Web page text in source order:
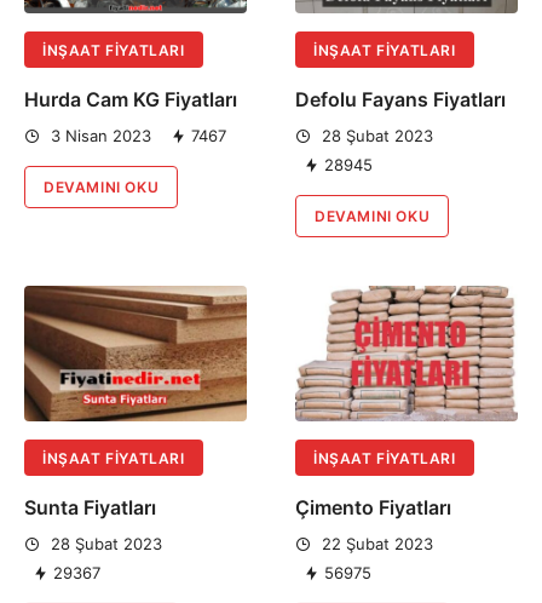
İNŞAAT FIYATLARI
Hurda Cam KG Fiyatları
3 Nisan 2023 7467
DEVAMINI OKU
İNŞAAT FIYATLARI
Defolu Fayans Fiyatları
28 Şubat 2023
28945
DEVAMINI OKU
İNŞAAT FIYATLARI
Sunta Fiyatları
28 Şubat 2023
29367
İNŞAAT FIYATLARI
Çimento Fiyatları
22 Şubat 2023
56975